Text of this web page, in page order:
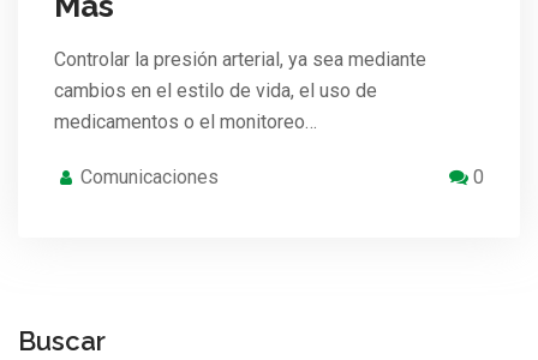
Controlar la presión arterial, ya sea mediante
cambios en el estilo de vida, el uso de
medicamentos o el monitoreo…
Comunicaciones 0
Buscar